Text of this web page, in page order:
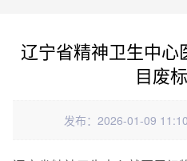
辽宁省精神卫生中
目废
发布：2026-01-09 11:10